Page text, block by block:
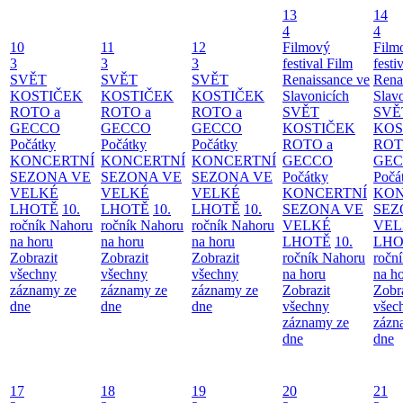
10
3
SVĚT
KOSTIČEK
ROTO a
GECCO
Počátky
KONCERTNÍ
SEZONA VE
VELKÉ
LHOTĚ 10.
ročník Nahoru
na horu
Zobrazit
všechny
záznamy ze
dne
11
3
SVĚT
KOSTIČEK
ROTO a
GECCO
Počátky
KONCERTNÍ
SEZONA VE
VELKÉ
LHOTĚ 10.
ročník Nahoru
na horu
Zobrazit
všechny
záznamy ze
dne
12
3
SVĚT
KOSTIČEK
ROTO a
GECCO
Počátky
KONCERTNÍ
SEZONA VE
VELKÉ
LHOTĚ 10.
ročník Nahoru
na horu
Zobrazit
všechny
záznamy ze
dne
13
4
Filmový
festival Film
Renaissance ve
Slavonicích
SVĚT
KOSTIČEK
ROTO a
GECCO
Počátky
KONCERTNÍ
SEZONA VE
VELKÉ
LHOTĚ 10.
ročník Nahoru
na horu
Zobrazit
všechny
záznamy ze
dne
14
4
na
dne
17
18
19
20
21